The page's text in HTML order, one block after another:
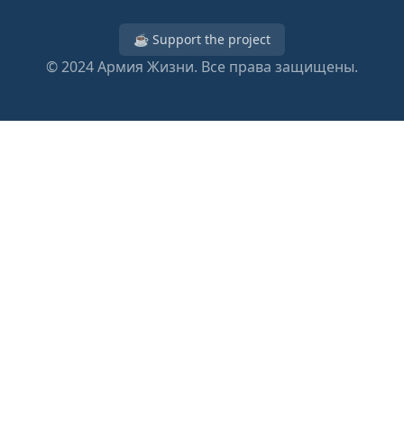
☕ Support the project
© 2024Армия Жизни. Все права защищены.